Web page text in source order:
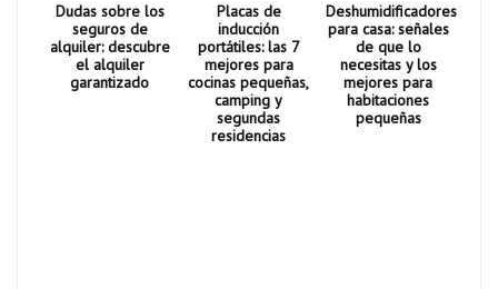
Dudas sobre los
seguros de
alquiler: descubre
el alquiler
garantizado
Placas de
inducción
portátiles: las 7
mejores para
cocinas pequeñas,
camping y
segundas
residencias
Deshumidificadores
para casa: señales
de que lo
necesitas y los
mejores para
habitaciones
pequeñas